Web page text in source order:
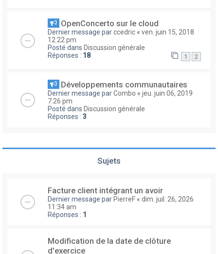
OpenConcerto sur le cloud
Dernier message parccedric « ven. juin 15, 2018
12:22 pm
Posté dans Discussion générale
Réponses : 18 1 2
Développements communautaires
Dernier message parCombo « jeu. juin 06, 2019
7:26 pm
Posté dans Discussion générale
Réponses : 3
Sujets
Facture client intégrant un avoir
Dernier message parPierreF « dim. juil. 26, 2026
11:34 am
Réponses : 1
Modification de la date de clôture
d'exercice